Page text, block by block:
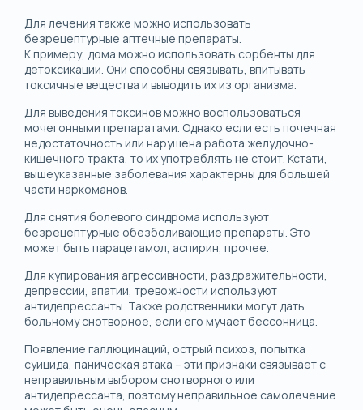
Для лечения также можно использовать
безрецептурные аптечные препараты.
К примеру, дома можно использовать сорбенты для
детоксикации. Они способны связывать, впитывать
токсичные вещества и выводить их из организма.
Для выведения токсинов можно воспользоваться
мочегонными препаратами. Однако если есть почечная
недостаточность или нарушена работа желудочно-
кишечного тракта, то их употреблять не стоит. Кстати,
вышеуказанные заболевания характерны для большей
части наркоманов.
Для снятия болевого синдрома используют
безрецептурные обезболивающие препараты. Это
может быть парацетамол, аспирин, прочее.
Для купирования агрессивности, раздражительности,
депрессии, апатии, тревожности используют
антидепрессанты. Также родственники могут дать
больному снотворное, если его мучает бессонница.
Появление галлюцинаций, острый психоз, попытка
суицида, паническая атака – эти признаки связывает с
неправильным выбором снотворного или
антидепрессанта, поэтому неправильное самолечение